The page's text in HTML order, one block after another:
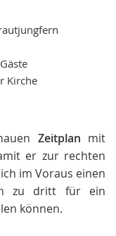
Kirche
Zeitplan mit
er zur rechten
im Voraus einen
zu dritt für ein
können.